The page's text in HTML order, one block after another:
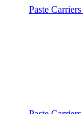
Paste